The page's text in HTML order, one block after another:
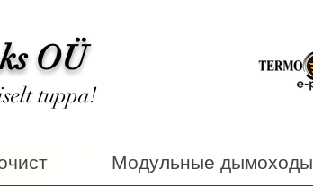
OÜ
tuppa!
Модульные дымоходы